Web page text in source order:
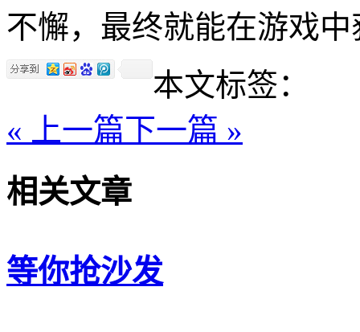
不懈，最终就能在游戏
本文标签：
« 上一篇下一篇 »
相关文章
等你抢沙发